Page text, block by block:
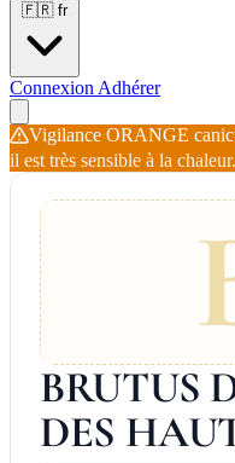
🇫🇷 fr
Connexion Adhérer
Vigilance ORANGE
il est très sensible à la chaleur.
BRUTUS
DES